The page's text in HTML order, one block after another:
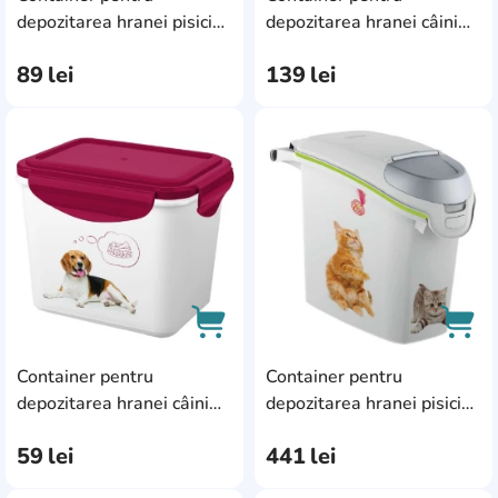
alb/roșu 7
negru
depozitarea hranei pisici
(46170)
89 lei
AddCardToCart
depozitarea hranei câini
(45484)
139 lei
Container pentru
depozitarea hranei câini
(46179)
59 lei
AddCardToFavourite
AddCardToCart
Container pentru
depozitarea hranei pisici
441lei